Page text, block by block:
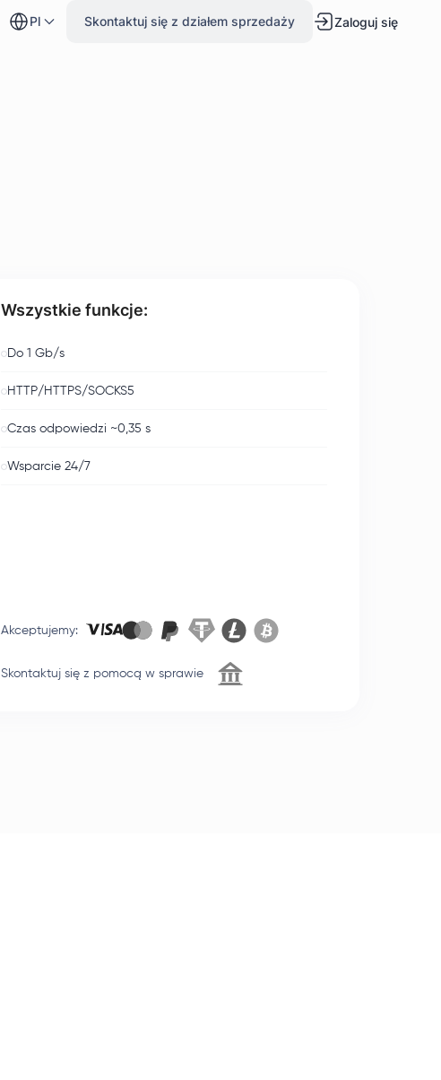
pl Skontaktuj się z działem sprzedaży Zaloguj się
Wszystkie funkcje:
Do 1 Gb/s
HTTP/HTTPS/SOCKS5
Czas odpowiedzi ~0,35 s
Wsparcie 24/7
Akceptujemy:
Skontaktuj się z pomocą w sprawie